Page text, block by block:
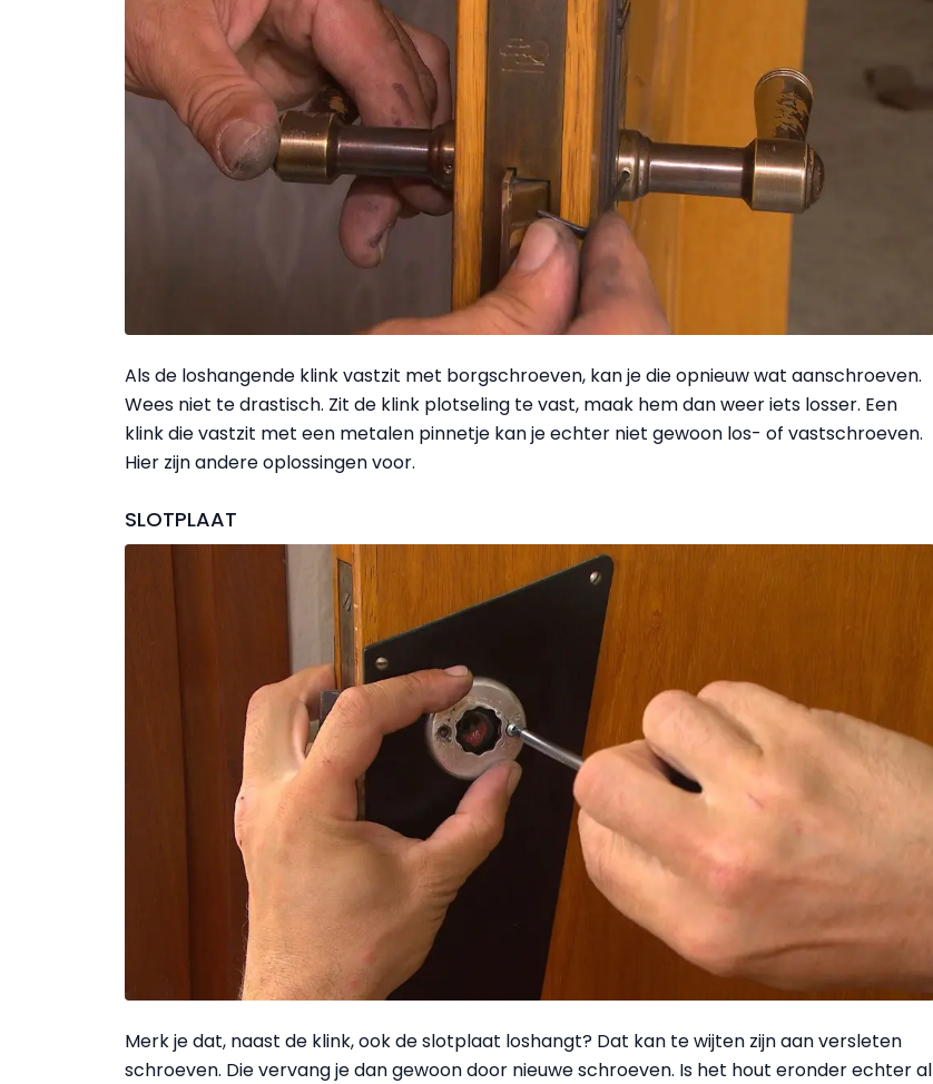
Als de loshangende klink vastzit met borgschroeven, kan je die opnieuw wat aanschroeven.
Wees niet te drastisch. Zit de klink plotseling te vast, maak hem dan weer iets losser. Een
klink die vastzit met een metalen pinnetje kan je echter niet gewoon los- of vastschroeven.
Hier zijn andere oplossingen voor.
SLOTPLAAT
Merk je dat, naast de klink, ook de slotplaat loshangt? Dat kan te wijten zijn aan versleten
schroeven. Die vervang je dan gewoon door nieuwe schroeven. Is het hout eronder echter al